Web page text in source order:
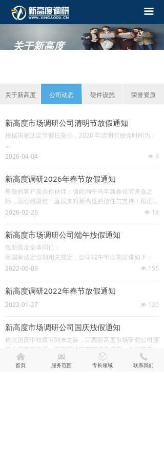
끀
关于新高度
关于新高度 公司动态 硬件设施 荣誉资质
新高度市场调研公司清明节放假通知
根据国家法定节假日安排，2026 年清明节放假时间为：
4 月 4 日 —4 月 6 日，共 3 天4 月 7 日（周二）正常上
넶 8
2026-04-04
新高度调研2026年春节放假通知
尊敬的客户及合作伙伴：值此丙午马年新春佳节来临之
际，衷心感谢您一直以来对新高度的信任与支持！根据国
家法定假期相关规定，结合公司实际运营安排，现将春节
넶 18
2026-02-26
新高度市场调研公司端午放假通知
致新高度全体同仁：
应国家法定假期相关规定，公司端午节假期安排如下：
넶 155
2022-06-03
新高度调研2022年春节放假通知
넶 120
2022-01-27
新高度市场调研公司国庆放假通知
值此国庆中秋双节到来之际，江西新高度市场研究公司预
祝大家节日快乐，应国家法定假期相关规定，公司国庆&
中秋假期安排如下：
넶
2020-10-01
낀
首页
뀵
服务范围
ꁦ
专长领域
끅
联系我们